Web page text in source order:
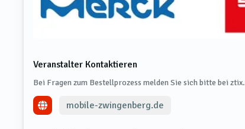
Veranstalter Kontaktieren
Bei Fragen zum Bestellprozess melden Sie sich bitte bei ztix.
mobile-zwingenberg.de